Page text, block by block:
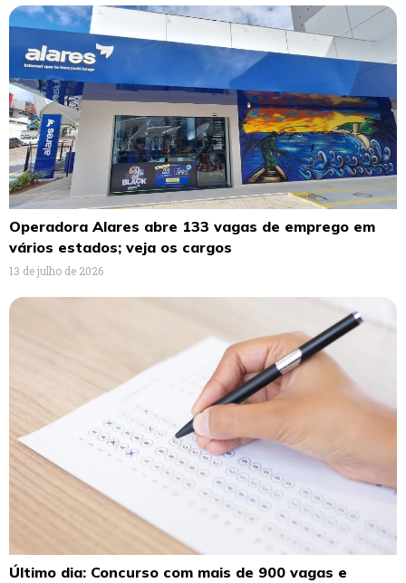
Operadora Alares abre 133 vagas de emprego em
vários estados; veja os cargos
13 de julho de 2026
Último dia: Concurso com mais de 900 vagas e